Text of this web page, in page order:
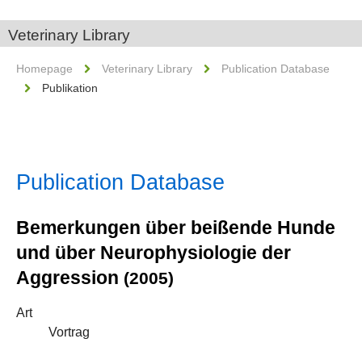
Veterinary Library
Homepage Veterinary Library
Publication Database
Publikation
Publication Database
Bemerkungen über beißende Hunde
und über Neurophysiologie der
Aggression (2005)
Art
Vortrag